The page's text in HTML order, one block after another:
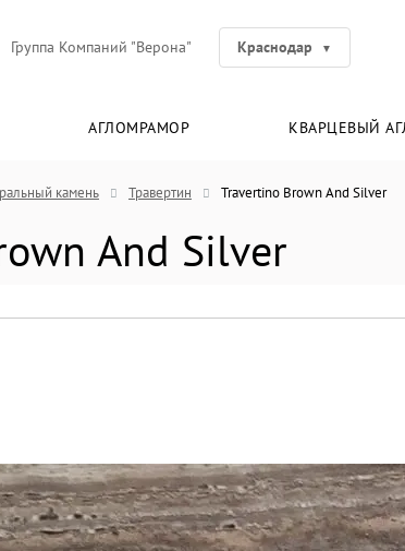
Группа Компаний "Верона" Краснодар
АГЛОМРАМОР КВАРЦЕВЫЙ
камень Травертин Travertino Brown And Silver
And Silver